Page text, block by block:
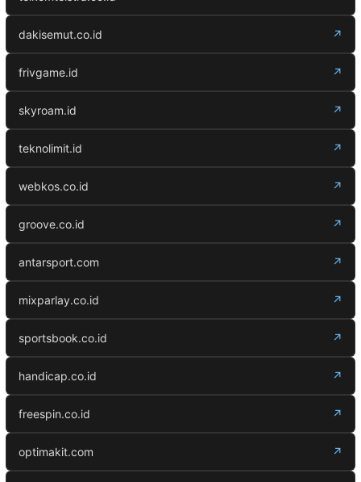
dakisemut.co.id ↗
frivgame.id ↗
skyroam.id ↗
teknolimit.id ↗
webkos.co.id ↗
groove.co.id ↗
antarsport.com ↗
mixparlay.co.id ↗
sportsbook.co.id ↗
handicap.co.id ↗
freespin.co.id ↗
optimakit.com ↗